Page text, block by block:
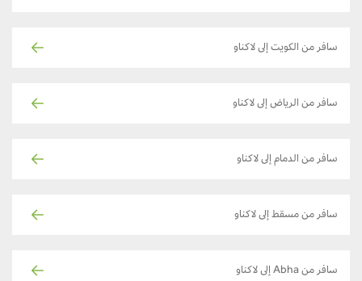
سافر من الكويت إلى لاكناو
سافر من الرياض إلى لاكناو
سافر من الدمام إلى لاكناو
سافر من مسقط إلى لاكناو
سافر من Abha إلى لاكناو